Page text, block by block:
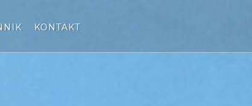
KONTAKT